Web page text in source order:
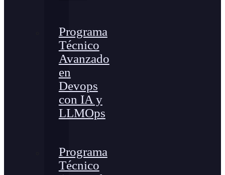
Programa
Técnico
Avanzado
en
Devops
con IA y
LLMOps
Programa
Técnico